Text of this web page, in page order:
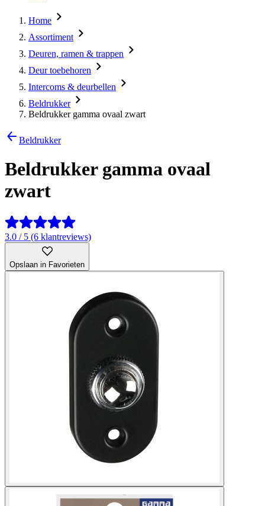
Home
Assortiment
Deuren, ramen & trappen
Deur toebehoren
Intercoms & deurbellen
Beldrukker
Beldrukker gamma ovaal zwart
Beldrukker
Beldrukker gamma ovaal
zwart
3.0 / 5 (6 klantreviews)
Opslaan in Favorieten